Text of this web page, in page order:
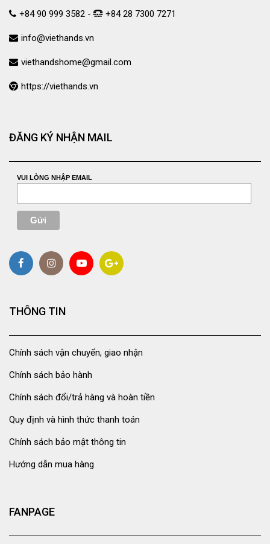
+84 90 999 3582 - +84 28 7300 7271
info@viethands.vn
viethandshome@gmail.com
https://viethands.vn
ĐĂNG KÝ NHẬN MAIL
VUI LÒNG NHẬP EMAIL
THÔNG TIN
Chính sách vận chuyển, giao nhận
Chính sách bảo hành
Chính sách đổi/trả hàng và hoàn tiền
Quy định và hình thức thanh toán
Chính sách bảo mật thông tin
Hướng dẫn mua hàng
FANPAGE